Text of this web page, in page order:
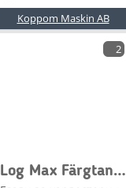
Koppom Maskin AB
2
Log Max Färgtank, höger Logmax 6000V , 018592